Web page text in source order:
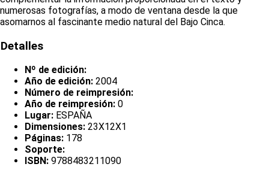
numerosas fotografías, a modo de ventana desde la que
asomarnos al fascinante medio natural del Bajo Cinca.
Detalles
Nº de edición:
Año de edición: 2004
Número de reimpresión:
Año de reimpresión: 0
Lugar: ESPAÑA
Dimensiones: 23X12X1
Páginas: 178
Soporte:
ISBN: 9788483211090